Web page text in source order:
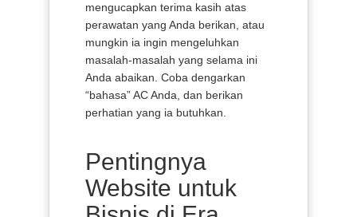
mengucapkan terima kasih atas
perawatan yang Anda berikan, atau
mungkin ia ingin mengeluhkan
masalah-masalah yang selama ini
Anda abaikan. Coba dengarkan
“bahasa” AC Anda, dan berikan
perhatian yang ia butuhkan.
Pentingnya
Website untuk